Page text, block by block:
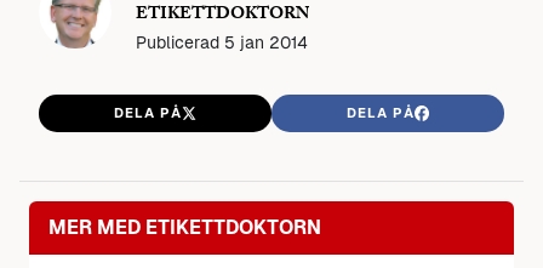
ETIKETTDOKTORN
Publicerad 5 jan 2014
DELA PÅ DELA PÅ
MER MED ETIKETTDOKTORN